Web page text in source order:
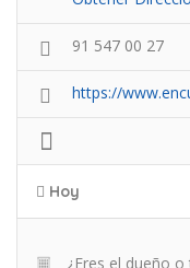
91 547 00 27
https://
Hoy
¿Eres el dueño